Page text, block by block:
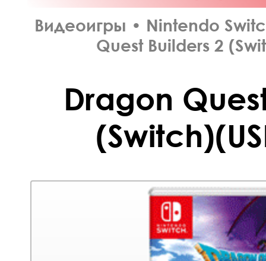
Видеоигры • Nintendo
Quest Builders 2
Dragon